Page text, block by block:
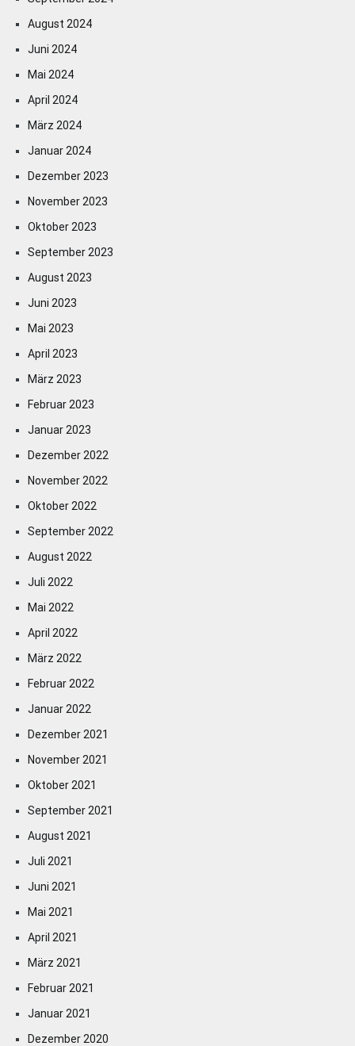
August 2024
Juni 2024
Mai 2024
April 2024
März 2024
Januar 2024
Dezember 2023
November 2023
Oktober 2023
September 2023
August 2023
Juni 2023
Mai 2023
April 2023
März 2023
Februar 2023
Januar 2023
Dezember 2022
November 2022
Oktober 2022
September 2022
August 2022
Juli 2022
Mai 2022
April 2022
März 2022
Februar 2022
Januar 2022
Dezember 2021
November 2021
Oktober 2021
September 2021
August 2021
Juli 2021
Juni 2021
Mai 2021
April 2021
März 2021
Februar 2021
Januar 2021
Dezember 2020